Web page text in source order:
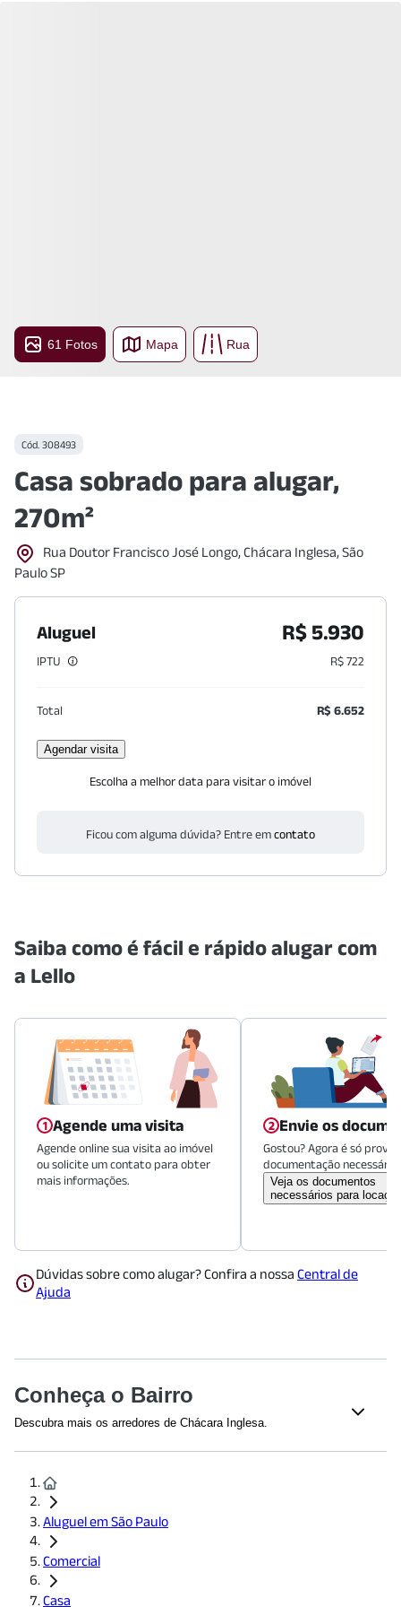
61 Fotos Mapa Rua
Cód. 308493
Casa sobrado para alugar,
270m²
Rua Doutor Francisco José Longo, Chácara Inglesa, São
Paulo SP
Aluguel R$ 5.930
IPTU R$ 722
Total R$ 6.652
Agendar visita
Escolha a melhor data para visitar o imóvel
Ficou com alguma dúvida? Entre emcontato
Saiba como é fácil e rápido alugar com
a Lello
Agende uma visita
Agende online sua visita ao imóvel
ou solicite um contato para obter
mais informações.
Envie os
Gostou? Agora é só
documentação necessária.
Veja os documentos
necessários para
Dúvidas sobre como alugar? Confira a nossa Central de
Ajuda
Conheça o Bairro
Descubra mais os arredores de Chácara Inglesa.
Shopping Metrô Santa Cruz
Plaza Sul Shopping
Saúde
Cetrus(861
HOSPITAL BOSQUE DA SAÚDE
Hospital São Paulo
Aluguel em São Paulo
Comercial
Casa